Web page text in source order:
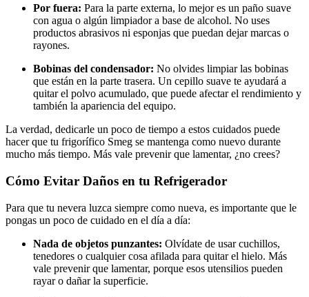
Por fuera: Para la parte externa, lo mejor es un paño suave
con agua o algún limpiador a base de alcohol. No uses
productos abrasivos ni esponjas que puedan dejar marcas o
rayones.
Bobinas del condensador: No olvides limpiar las bobinas
que están en la parte trasera. Un cepillo suave te ayudará a
quitar el polvo acumulado, que puede afectar el rendimiento y
también la apariencia del equipo.
La verdad, dedicarle un poco de tiempo a estos cuidados puede
hacer que tu frigorífico Smeg se mantenga como nuevo durante
mucho más tiempo. Más vale prevenir que lamentar, ¿no crees?
Cómo Evitar Daños en tu Refrigerador
Para que tu nevera luzca siempre como nueva, es importante que le
pongas un poco de cuidado en el día a día:
Nada de objetos punzantes: Olvídate de usar cuchillos,
tenedores o cualquier cosa afilada para quitar el hielo. Más
vale prevenir que lamentar, porque esos utensilios pueden
rayar o dañar la superficie.